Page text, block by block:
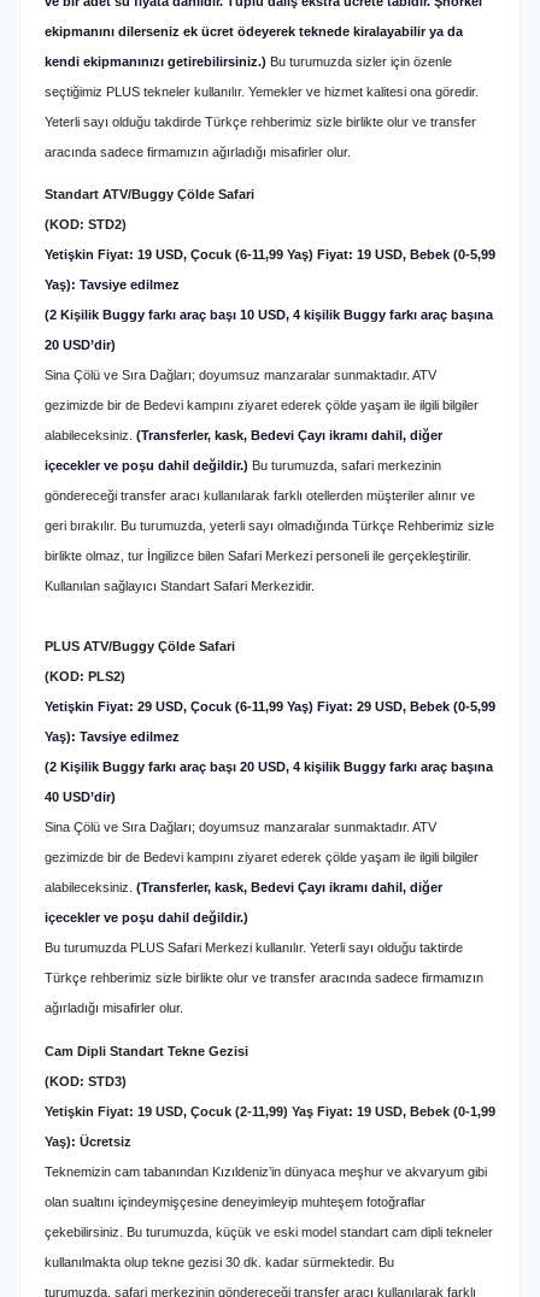
ekipmanını dilerseniz ek ücret ödeyerek teknede kiralayabilir ya da
kendi ekipmanınızı getirebilirsiniz.) Bu turumuzda sizler için özenle
seçtiğimiz PLUS tekneler kullanılır. Yemekler ve hizmet kalitesi ona göredir.
Yeterli sayı olduğu takdirde Türkçe rehberimiz sizle birlikte olur ve transfer
aracında sadece firmamızın ağırladığı misafirler olur.
Standart ATV/Buggy Çölde Safari
(KOD: STD2)
Yetişkin Fiyat: 19 USD, Çocuk (6-11,99 Yaş) Fiyat: 19 USD, Bebek (0-5,99
Yaş): Tavsiye edilmez
(2 Kişilik Buggy farkı araç başı 10 USD, 4 kişilik Buggy farkı araç başına
20 USD’dir)
Sina Çölü ve Sıra Dağları; doyumsuz manzaralar sunmaktadır. ATV
gezimizde bir de Bedevi kampını ziyaret ederek çölde yaşam ile ilgili bilgiler
alabileceksiniz. (Transferler, kask, Bedevi Çayı ikramı dahil, diğer
içecekler ve poşu dahil değildir.) Bu turumuzda, safari merkezinin
göndereceği transfer aracı kullanılarak farklı otellerden müşteriler alınır ve
geri bırakılır. Bu turumuzda, yeterli sayı olmadığında Türkçe Rehberimiz sizle
birlikte olmaz, tur İngilizce bilen Safari Merkezi personeli ile gerçekleştirilir.
Kullanılan sağlayıcı Standart Safari Merkezidir.
PLUS ATV/Buggy Çölde Safari
(KOD: PLS2)
Yetişkin Fiyat: 29 USD, Çocuk (6-11,99 Yaş) Fiyat: 29 USD, Bebek (0-5,99
Yaş): Tavsiye edilmez
(2 Kişilik Buggy farkı araç başı 20 USD, 4 kişilik Buggy farkı araç başına
40 USD’dir)
Sina Çölü ve Sıra Dağları; doyumsuz manzaralar sunmaktadır. ATV
gezimizde bir de Bedevi kampını ziyaret ederek çölde yaşam ile ilgili bilgiler
alabileceksiniz. (Transferler, kask, Bedevi Çayı ikramı dahil, diğer
içecekler ve poşu dahil değildir.)
Bu turumuzda PLUS Safari Merkezi kullanılır. Yeterli sayı olduğu taktirde
Türkçe rehberimiz sizle birlikte olur ve transfer aracında sadece firmamızın
ağırladığı misafirler olur.
Cam Dipli Standart Tekne Gezisi
(KOD: STD3)
Yetişkin Fiyat: 19 USD, Çocuk (2-11,99) Yaş Fiyat: 19 USD, Bebek (0-1,99
Yaş): Ücretsiz
Teknemizin cam tabanından Kızıldeniz’in dünyaca meşhur ve akvaryum gibi
olan sualtını içindeymişçesine deneyimleyip muhteşem fotoğraflar
çekebilirsiniz. Bu turumuzda, küçük ve eski model standart cam dipli tekneler
kullanılmakta olup tekne gezisi 30 dk. kadar sürmektedir. Bu
turumuzda, safari merkezinin göndereceği transfer aracı kullanılarak farklı